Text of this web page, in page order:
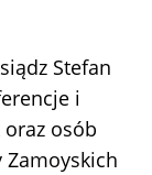
Stefan
i
osób